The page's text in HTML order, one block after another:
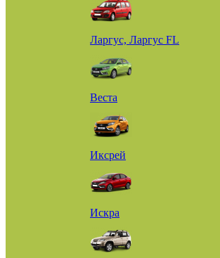
Ларгус, Ларгус FL
Веста
Иксрей
Искра